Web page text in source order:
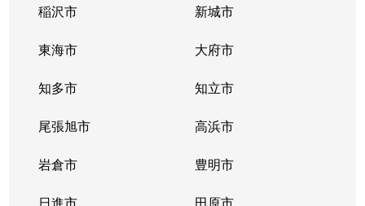
稲沢市 新城市
東海市 大府市
知多市 知立市
尾張旭市 高浜市
岩倉市 豊明市
日進市 田原市